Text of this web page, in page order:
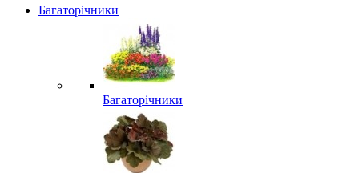
Багаторічники
Багаторічники